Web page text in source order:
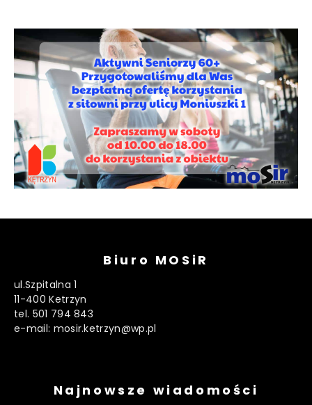
Biuro MOSiR
ul.Szpitalna 1
11-400 Ketrzyn
tel. 501 794 843
e-mail: mosir.ketrzyn@wp.pl
Najnowsze wiadomości